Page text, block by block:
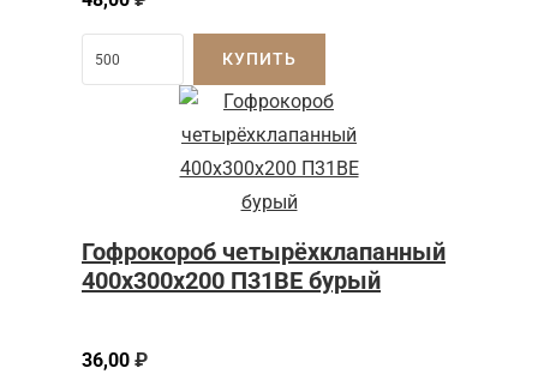
КУПИТЬ
Гофрокороб четырёхклапанный
400x300x200 П31BE бурый
36,00 ₽